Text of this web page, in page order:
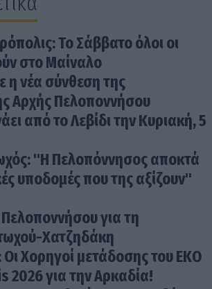
Το Σάββατο όλοι οι
στο Μαίναλο
η νέα σύνθεση της
Αρχής Πελοποννήσου
από το Λεβίδι την Κυριακή, 5
"Η Πελοπόννησος αποκτά
υποδομές που της αξίζουν"
για τη
Χατζηδάκη
Χορηγοί μετάδοσης του EKO
2026 για την Αρκαδία!